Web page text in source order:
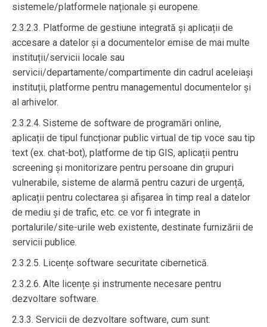
sistemele/platformele naționale și europene.
2.3.2.3. Platforme de gestiune integrată și aplicații de
accesare a datelor și a documentelor emise de mai multe
instituții/servicii locale sau
servicii/departamente/compartimente din cadrul aceleiași
instituții, platforme pentru managementul documentelor și
al arhivelor.
2.3.2.4. Sisteme de software de programări online,
aplicații de tipul funcționar public virtual de tip voce sau tip
text (ex. chat-bot), platforme de tip GIS, aplicații pentru
screening și monitorizare pentru persoane din grupuri
vulnerabile, sisteme de alarmă pentru cazuri de urgență,
aplicații pentru colectarea și afișarea în timp real a datelor
de mediu și de trafic, etc. ce vor fi integrate in
portalurile/site-urile web existente, destinate furnizării de
servicii publice.
2.3.2.5. Licențe software securitate cibernetică.
2.3.2.6. Alte licențe și instrumente necesare pentru
dezvoltare software.
2.3.3. Servicii de dezvoltare software, cum sunt: